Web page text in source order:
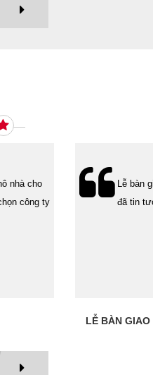
Vân quận 11. Cám ơn anh Tính
Xây Dựng Sao Việt.
11